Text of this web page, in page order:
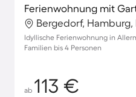
Ferienwohnung mit
Bergedorf,
Idyllische Ferienwohnung in
Familien bis 4 Personen
ab 113 €